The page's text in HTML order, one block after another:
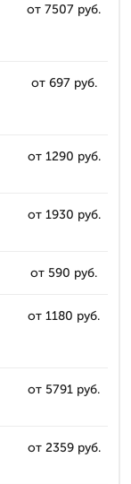
от 7507 руб.
от 697 руб.
от 1290 руб.
от 1930 руб.
от 590 руб.
от 1180 руб.
от 5791 руб.
от 2359 руб.